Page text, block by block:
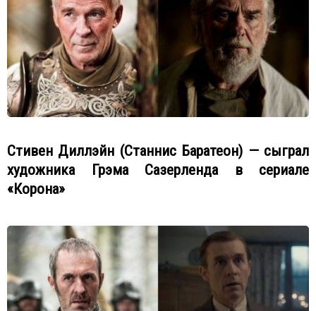
Стивен Диллэйн (Станнис Баратеон) — сыграл
художника Грэма Сазерленда в сериале
«Корона»